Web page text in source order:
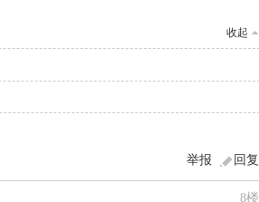
收起
回复
举报
8楼